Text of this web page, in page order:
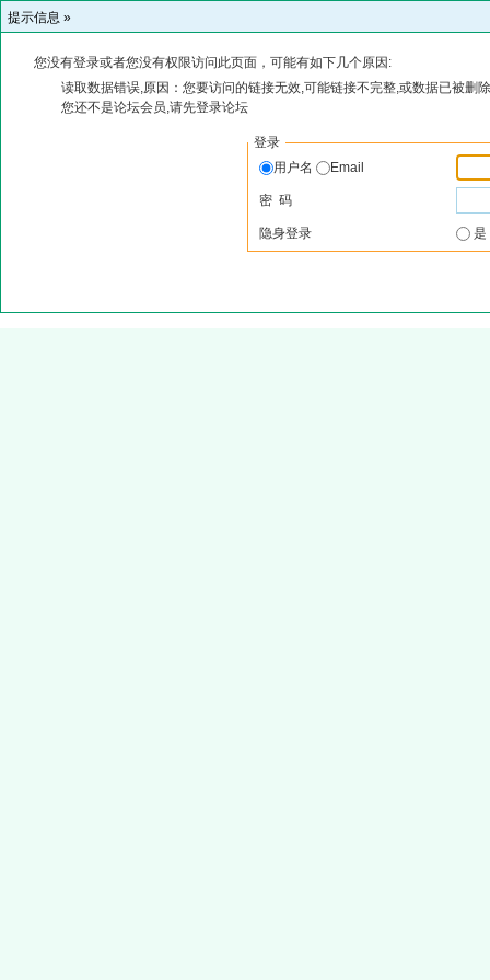
提示信息 »
您没有登录或者您没有权限访问此页面，可能有如下几个原因:
读取数据错误,原因：您要访问的链接无效,可能链接不完整,或数据已被删
您还不是论坛会员,请先登录论坛
登录
用户名
Email
密 码
隐身登录